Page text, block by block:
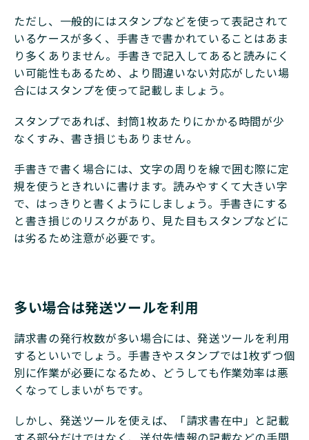
ただし、一般的にはスタンプなどを使って表記されて
いるケースが多く、手書きで書かれていることはあま
り多くありません。手書きで記入してあると読みにく
い可能性もあるため、より間違いない対応がしたい場
合にはスタンプを使って記載しましょう。
スタンプであれば、封筒1枚あたりにかかる時間が少
なくすみ、書き損じもありません。
手書きで書く場合には、文字の周りを線で囲む際に定
規を使うときれいに書けます。読みやすくて大きい字
で、はっきりと書くようにしましょう。手書きにする
と書き損じのリスクがあり、見た目もスタンプなどに
は劣るため注意が必要です。
多い場合は発送ツールを利用
請求書の発行枚数が多い場合には、発送ツールを利用
するといいでしょう。手書きやスタンプでは1枚ずつ個
別に作業が必要になるため、どうしても作業効率は悪
くなってしまいがちです。
しかし、発送ツールを使えば、「請求書在中」と記載